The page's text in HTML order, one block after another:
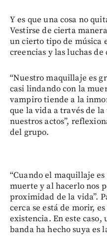
Y es que una cosa no
Vestirse de cierta
un cierto tipo de música
creencias y las luchas de
“Nuestro maquillaje es
casi lindando con la
vampiro tiende a la
que la vida a través de
nuestros actos”,
del grupo.
“Cuando el maquillaje
muerte y al hacerlo nos
proximidad de la vida”.
cerca se está de morir,
existencia. En este caso,
banda ha hecho suya es